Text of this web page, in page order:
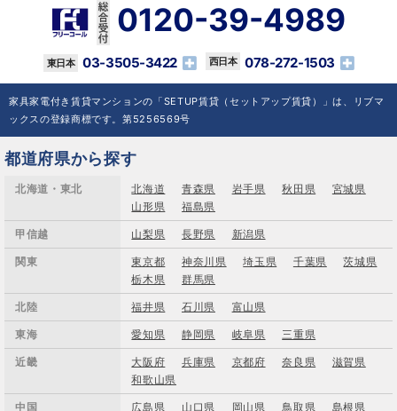
0120-39-4989
03-3505-3422 078-272-1503
家具家電付き賃貸マンションの「SETUP賃貸（セットアップ賃貸）」は、リブマ
ックスの登録商標です。第5256569号
都道府県から探す
北海道・東北 北海道 青森県 岩手県 秋田県
宮城県
山形県
福島県
甲信越 山梨県 長野県 新潟県
関東 東京都 神奈川県 埼玉県 千葉県
茨城県
栃木県
群馬県
北陸 福井県 石川県 富山県
東海 愛知県 静岡県 岐阜県 三重県
近畿 大阪府 兵庫県 京都府 奈良県
滋賀県
和歌山県
中国 広島県 山口県 岡山県 鳥取県 島根県